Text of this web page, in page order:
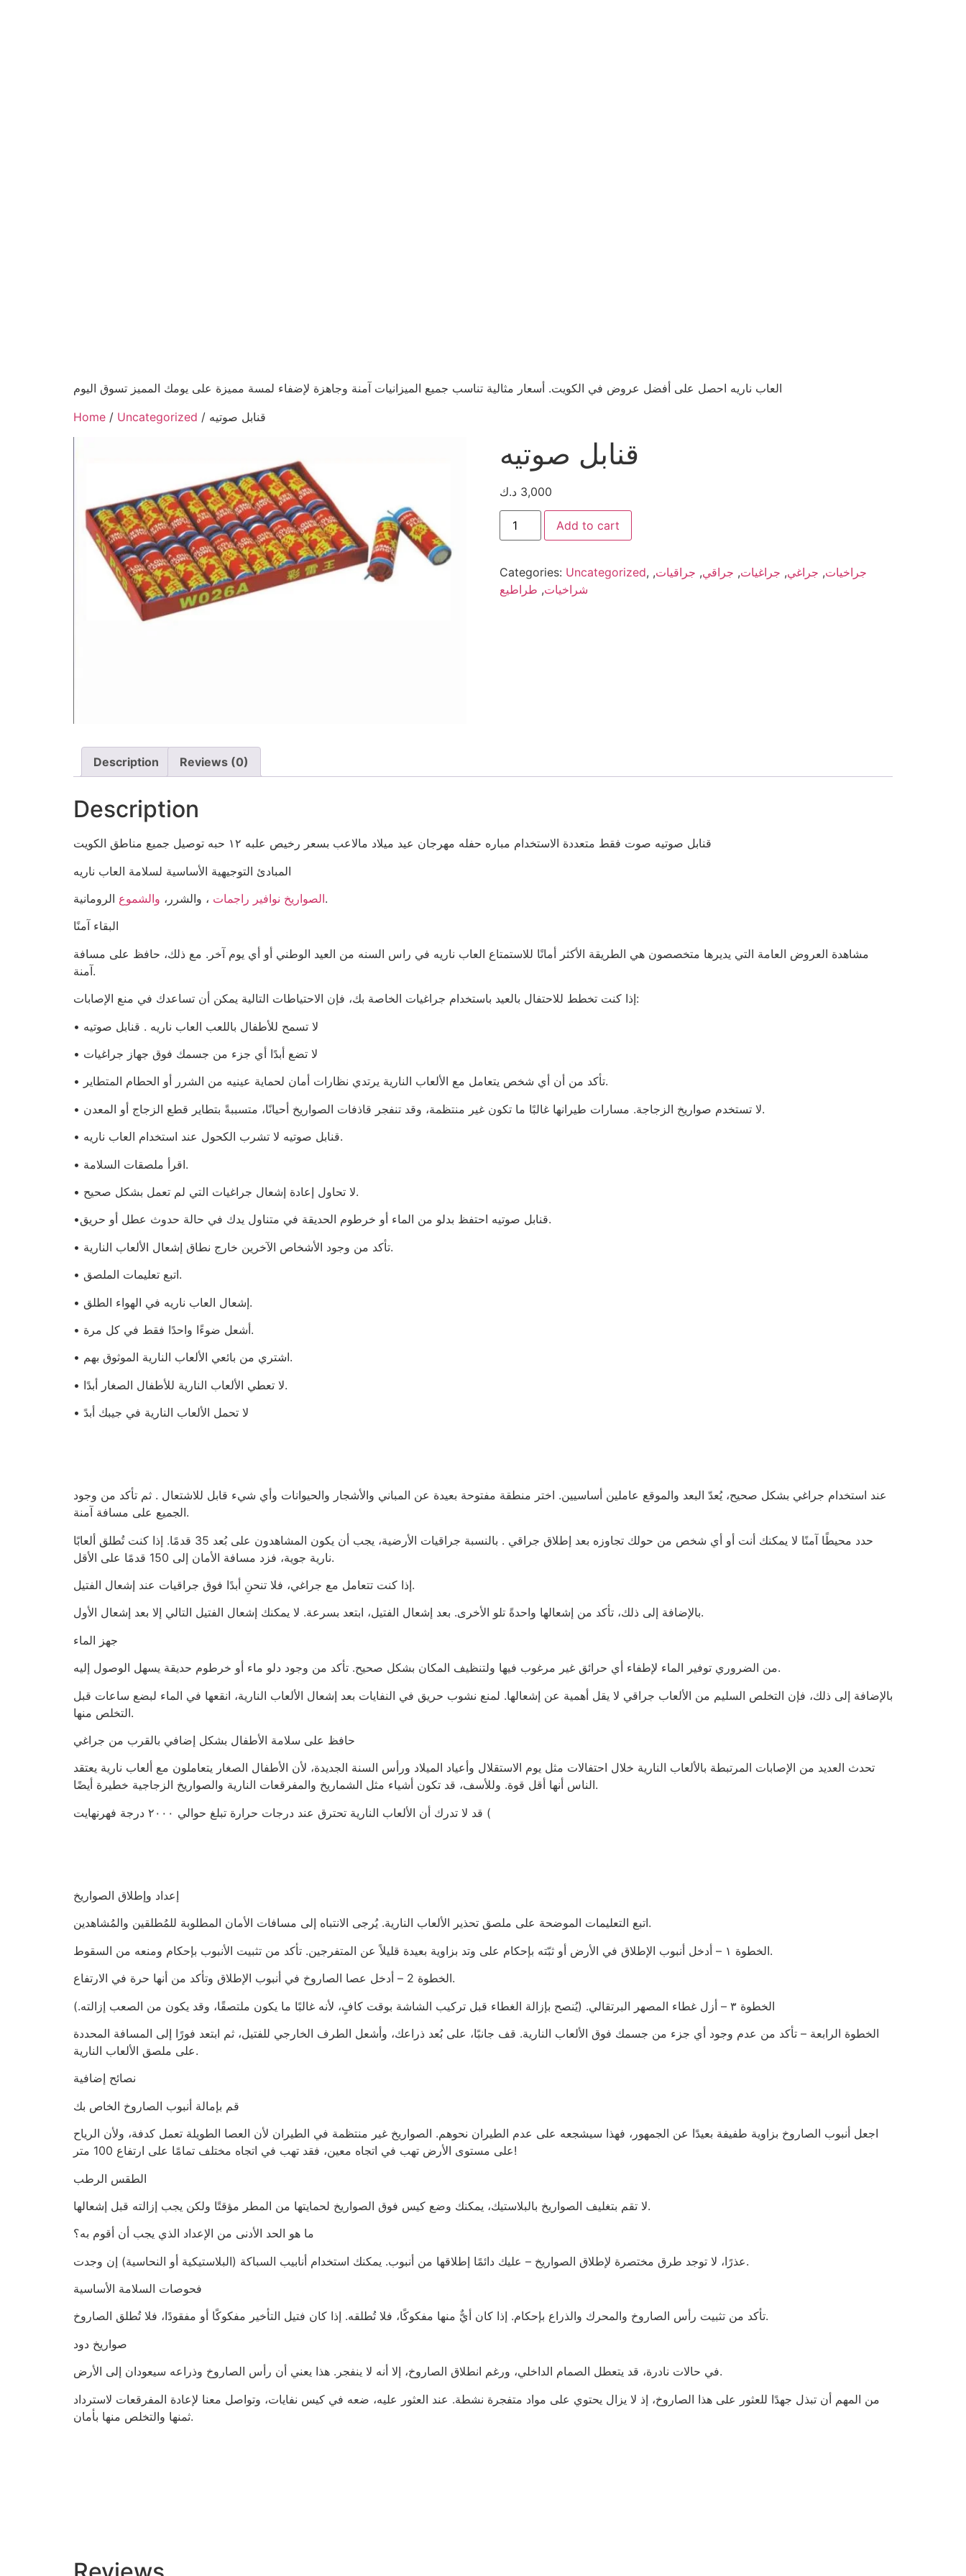
العاب ناريه احصل على أفضل عروض في الكويت. أسعار مثالية تناسب جميع الميزانيات آمنة وجاهزة لإضفاء لمسة مميزة على يومك المميز تسوق اليوم
Home / Uncategorized / قنابل صوتيه
قنابل صوتيه
3,000 د.ك
Add to cart
Categories: Uncategorized, جراخيات, جراغي, جراغيات, جراقي, جراقيات,
شراخيات, طراطيع
Description Reviews (0)
Description
قنابل صوتيه صوت فقط متعددة الاستخدام مباره حفله مهرجان عيد ميلاد مالاعب بسعر رخيص علبه ١٢ حبه توصيل جميع مناطق الكويت
المبادئ التوجيهية الأساسية لسلامة العاب ناريه
الصواريخ نوافير راجمات ، والشرر، والشموع
الرومانية.
البقاء آمنًا
مشاهدة العروض العامة التي يديرها متخصصون هي الطريقة الأكثر أمانًا للاستمتاع العاب ناريه في راس السنه من العيد الوطني أو أي يوم آخر. مع ذلك، حافظ على مسافة
آمنة.
إذا كنت تخطط للاحتفال بالعيد باستخدام جراغيات الخاصة بك، فإن الاحتياطات التالية يمكن أن تساعدك في منع الإصابات:
• لا تسمح للأطفال باللعب العاب ناريه . قنابل صوتيه
• لا تضع أبدًا أي جزء من جسمك فوق جهاز جراغيات
• تأكد من أن أي شخص يتعامل مع الألعاب النارية يرتدي نظارات أمان لحماية عينيه من الشرر أو الحطام المتطاير.
• لا تستخدم صواريخ الزجاجة. مسارات طيرانها غالبًا ما تكون غير منتظمة، وقد تنفجر قاذفات الصواريخ أحيانًا، متسببةً بتطاير قطع الزجاج أو المعدن.
• قنابل صوتيه لا تشرب الكحول عند استخدام العاب ناريه.
• اقرأ ملصقات السلامة.
• لا تحاول إعادة إشعال جراغيات التي لم تعمل بشكل صحيح.
•قنابل صوتيه احتفظ بدلو من الماء أو خرطوم الحديقة في متناول يدك في حالة حدوث عطل أو حريق.
• تأكد من وجود الأشخاص الآخرين خارج نطاق إشعال الألعاب النارية.
• اتبع تعليمات الملصق.
• إشعال العاب ناريه في الهواء الطلق.
• أشعل ضوءًا واحدًا فقط في كل مرة.
• اشتري من بائعي الألعاب النارية الموثوق بهم.
• لا تعطي الألعاب النارية للأطفال الصغار أبدًا.
• لا تحمل الألعاب النارية في جيبك أبدً
عند استخدام جراغي بشكل صحيح، يُعدّ البعد والموقع عاملين أساسيين. اختر منطقة مفتوحة بعيدة عن المباني والأشجار والحيوانات وأي شيء قابل للاشتعال . ثم تأكد من وجود
الجميع على مسافة آمنة.
حدد محيطًا آمنًا لا يمكنك أنت أو أي شخص من حولك تجاوزه بعد إطلاق جراقي . بالنسبة جراقيات الأرضية، يجب أن يكون المشاهدون على بُعد 35 قدمًا. إذا كنت تُطلق ألعابًا
نارية جوية، فزد مسافة الأمان إلى 150 قدمًا على الأقل.
إذا كنت تتعامل مع جراغي، فلا تنحنِ أبدًا فوق جراقيات عند إشعال الفتيل.
بالإضافة إلى ذلك، تأكد من إشعالها واحدةً تلو الأخرى. بعد إشعال الفتيل، ابتعد بسرعة. لا يمكنك إشعال الفتيل التالي إلا بعد إشعال الأول.
جهز الماء
من الضروري توفير الماء لإطفاء أي حرائق غير مرغوب فيها ولتنظيف المكان بشكل صحيح. تأكد من وجود دلو ماء أو خرطوم حديقة يسهل الوصول إليه.
بالإضافة إلى ذلك، فإن التخلص السليم من الألعاب جراقي لا يقل أهمية عن إشعالها. لمنع نشوب حريق في النفايات بعد إشعال الألعاب النارية، انقعها في الماء لبضع ساعات قبل
التخلص منها.
حافظ على سلامة الأطفال بشكل إضافي بالقرب من جراغي
تحدث العديد من الإصابات المرتبطة بالألعاب النارية خلال احتفالات مثل يوم الاستقلال وأعياد الميلاد ورأس السنة الجديدة، لأن الأطفال الصغار يتعاملون مع ألعاب نارية يعتقد
الناس أنها أقل قوة. وللأسف، قد تكون أشياء مثل الشماريخ والمفرقعات النارية والصواريخ الزجاجية خطيرة أيضًا.
قد لا تدرك أن الألعاب النارية تحترق عند درجات حرارة تبلغ حوالي ٢٠٠٠ درجة فهرنهايت (
إعداد وإطلاق الصواريخ
اتبع التعليمات الموضحة على ملصق تحذير الألعاب النارية. يُرجى الانتباه إلى مسافات الأمان المطلوبة للمُطلقين والمُشاهدين.
الخطوة ١ – أدخل أنبوب الإطلاق في الأرض أو ثبّته بإحكام على وتد بزاوية بعيدة قليلاً عن المتفرجين. تأكد من تثبيت الأنبوب بإحكام ومنعه من السقوط.
الخطوة 2 – أدخل عصا الصاروخ في أنبوب الإطلاق وتأكد من أنها حرة في الارتفاع.
الخطوة ٣ – أزل غطاء المصهر البرتقالي. (يُنصح بإزالة الغطاء قبل تركيب الشاشة بوقت كافٍ، لأنه غالبًا ما يكون ملتصقًا، وقد يكون من الصعب إزالته.)
الخطوة الرابعة – تأكد من عدم وجود أي جزء من جسمك فوق الألعاب النارية. قف جانبًا، على بُعد ذراعك، وأشعل الطرف الخارجي للفتيل، ثم ابتعد فورًا إلى المسافة المحددة
على ملصق الألعاب النارية.
نصائح إضافية
قم بإمالة أنبوب الصاروخ الخاص بك
اجعل أنبوب الصاروخ بزاوية طفيفة بعيدًا عن الجمهور، فهذا سيشجعه على عدم الطيران نحوهم. الصواريخ غير منتظمة في الطيران لأن العصا الطويلة تعمل كدفة، ولأن الرياح
على مستوى الأرض تهب في اتجاه معين، فقد تهب في اتجاه مختلف تمامًا على ارتفاع 100 متر!
الطقس الرطب
لا تقم بتغليف الصواريخ بالبلاستيك، يمكنك وضع كيس فوق الصواريخ لحمايتها من المطر مؤقتًا ولكن يجب إزالته قبل إشعالها.
ما هو الحد الأدنى من الإعداد الذي يجب أن أقوم به؟
عذرًا، لا توجد طرق مختصرة لإطلاق الصواريخ – عليك دائمًا إطلاقها من أنبوب. يمكنك استخدام أنابيب السباكة (البلاستيكية أو النحاسية) إن وجدت.
فحوصات السلامة الأساسية
تأكد من تثبيت رأس الصاروخ والمحرك والذراع بإحكام. إذا كان أيٌّ منها مفكوكًا، فلا تُطلقه. إذا كان فتيل التأخير مفكوكًا أو مفقودًا، فلا تُطلق الصاروخ.
صواريخ دود
في حالات نادرة، قد يتعطل الصمام الداخلي، ورغم انطلاق الصاروخ، إلا أنه لا ينفجر. هذا يعني أن رأس الصاروخ وذراعه سيعودان إلى الأرض.
من المهم أن تبذل جهدًا للعثور على هذا الصاروخ، إذ لا يزال يحتوي على مواد متفجرة نشطة. عند العثور عليه، ضعه في كيس نفايات، وتواصل معنا لإعادة المفرقعات لاسترداد
ثمنها والتخلص منها بأمان.